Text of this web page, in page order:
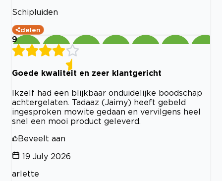
Schipluiden
delen
9
Goede kwaliteit en zeer klantgericht
Ikzelf had een blijkbaar onduidelijke boodschap
achtergelaten. Tadaaz (Jaimy) heeft gebeld
ingesproken mowite gedaan en vervilgens heel
snel een mooi product geleverd.
Beveelt aan
19 July 2026
arlette